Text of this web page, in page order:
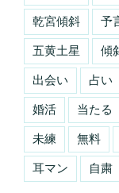
乾宮傾斜 予
五黄土星 傾
出会い 占い
婚活 当たる
未練 無料
耳マン 自粛